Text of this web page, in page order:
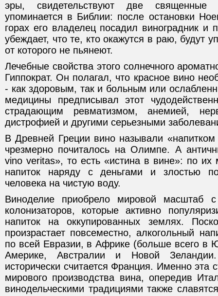
эры, свидетельствуют две
упоминается в Библии: после остановки
горах его владелец посадил виноградник
убеждает, что те, кто окажутся в раю, будут
от которого не пьянеют.
Лечебные свойства этого солнечного
Гиппократ. Он полагал, что красное вино
- как здоровым, так и больным или
медицины предписывал этот
страдающим ревматизмом, анемией,
дистрофией и другими серьезными
В Древней Греции вино называли «напитком
чрезмерно почиталось на Олимпе. А
vino veritas», то есть «истина в вине»: по
напиток наряду с деньгами и злостью
человека на чистую воду.
Виноделие приобрело мировой масштаб с
колонизаторов, которые активно
напиток на оккупированных землях.
произрастает повсеместно, алкогольный
по всей Евразии, в Африке (больше всего
Америке, Австралии и Новой
исторически считается Франция. Именно эта
мирового производства вина, опередив
винодельческими традициями также